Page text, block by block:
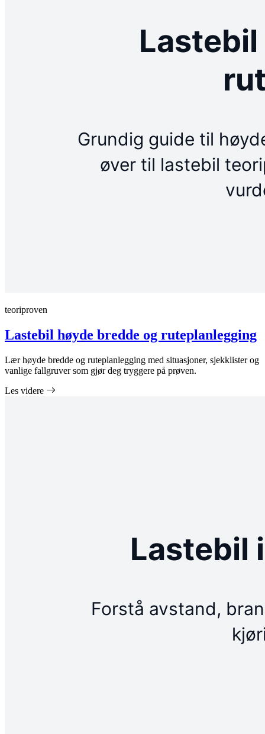
teoriproven
Lastebil høyde bredde og ruteplanlegging
Lær høyde bredde og ruteplanlegging med situasjoner, sjekklister og
vanlige fallgruver som gjør deg tryggere på prøven.
Les videre